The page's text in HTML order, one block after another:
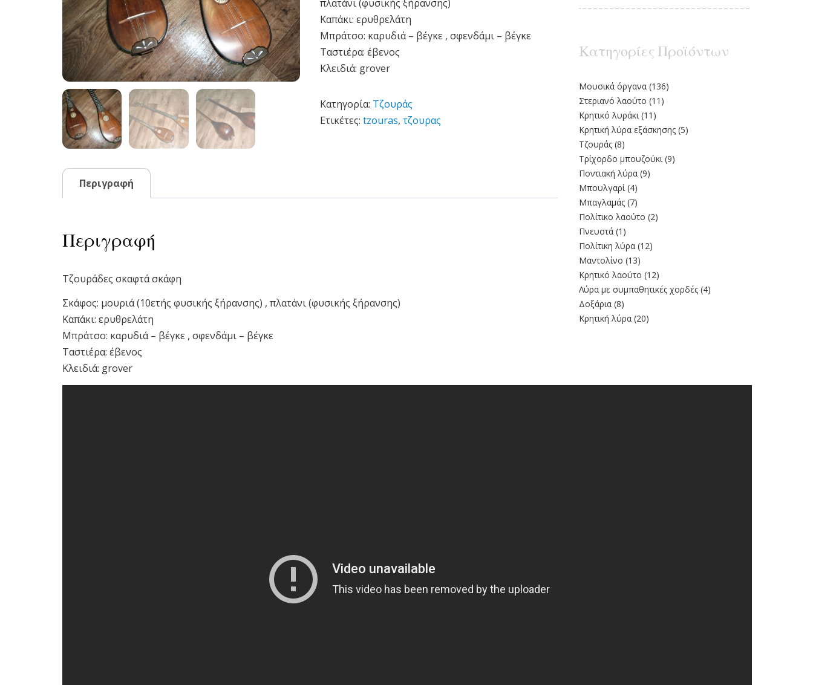
πλατάνι (φυσικής ξήρανσης)
Καπάκι: ερυθρελάτη
Μπράτσο: καρυδιά – βέγκε , σφενδάμι – βέγκε
Ταστιέρα: έβενος
Κλειδιά: grover
Κατηγορία: Τζουράς
Ετικέτες:tzouras,τζουρας
Περιγραφή
Περιγραφή
Τζουράδες σκαφτά σκάφη
Σκάφος: μουριά (10ετής φυσικής ξήρανσης) , πλατάνι (φυσικής ξήρανσης)
Καπάκι: ερυθρελάτη
Μπράτσο: καρυδιά – βέγκε , σφενδάμι – βέγκε
Ταστιέρα: έβενος
Κλειδιά: grover
Κατηγορίες Προϊόντων
Moυσικά όργανα (136)
Στεριανό λαούτο (11)
Kρητικό λυράκι (11)
Κρητική λύρα εξάσκησης (5)
Τζουράς (8)
Τρίχορδο μπουζούκι (9)
Ποντιακή λύρα (9)
Μπουλγαρί (4)
Μπαγλαμάς (7)
Πολίτικο λαούτο (2)
Πνευστά (1)
Πολίτικη λύρα (12)
Μαντολίνο (13)
Κρητικό λαούτο (12)
Λύρα με συμπαθητικές χορδές (4)
Δοξάρια (8)
Κρητική λύρα (20)